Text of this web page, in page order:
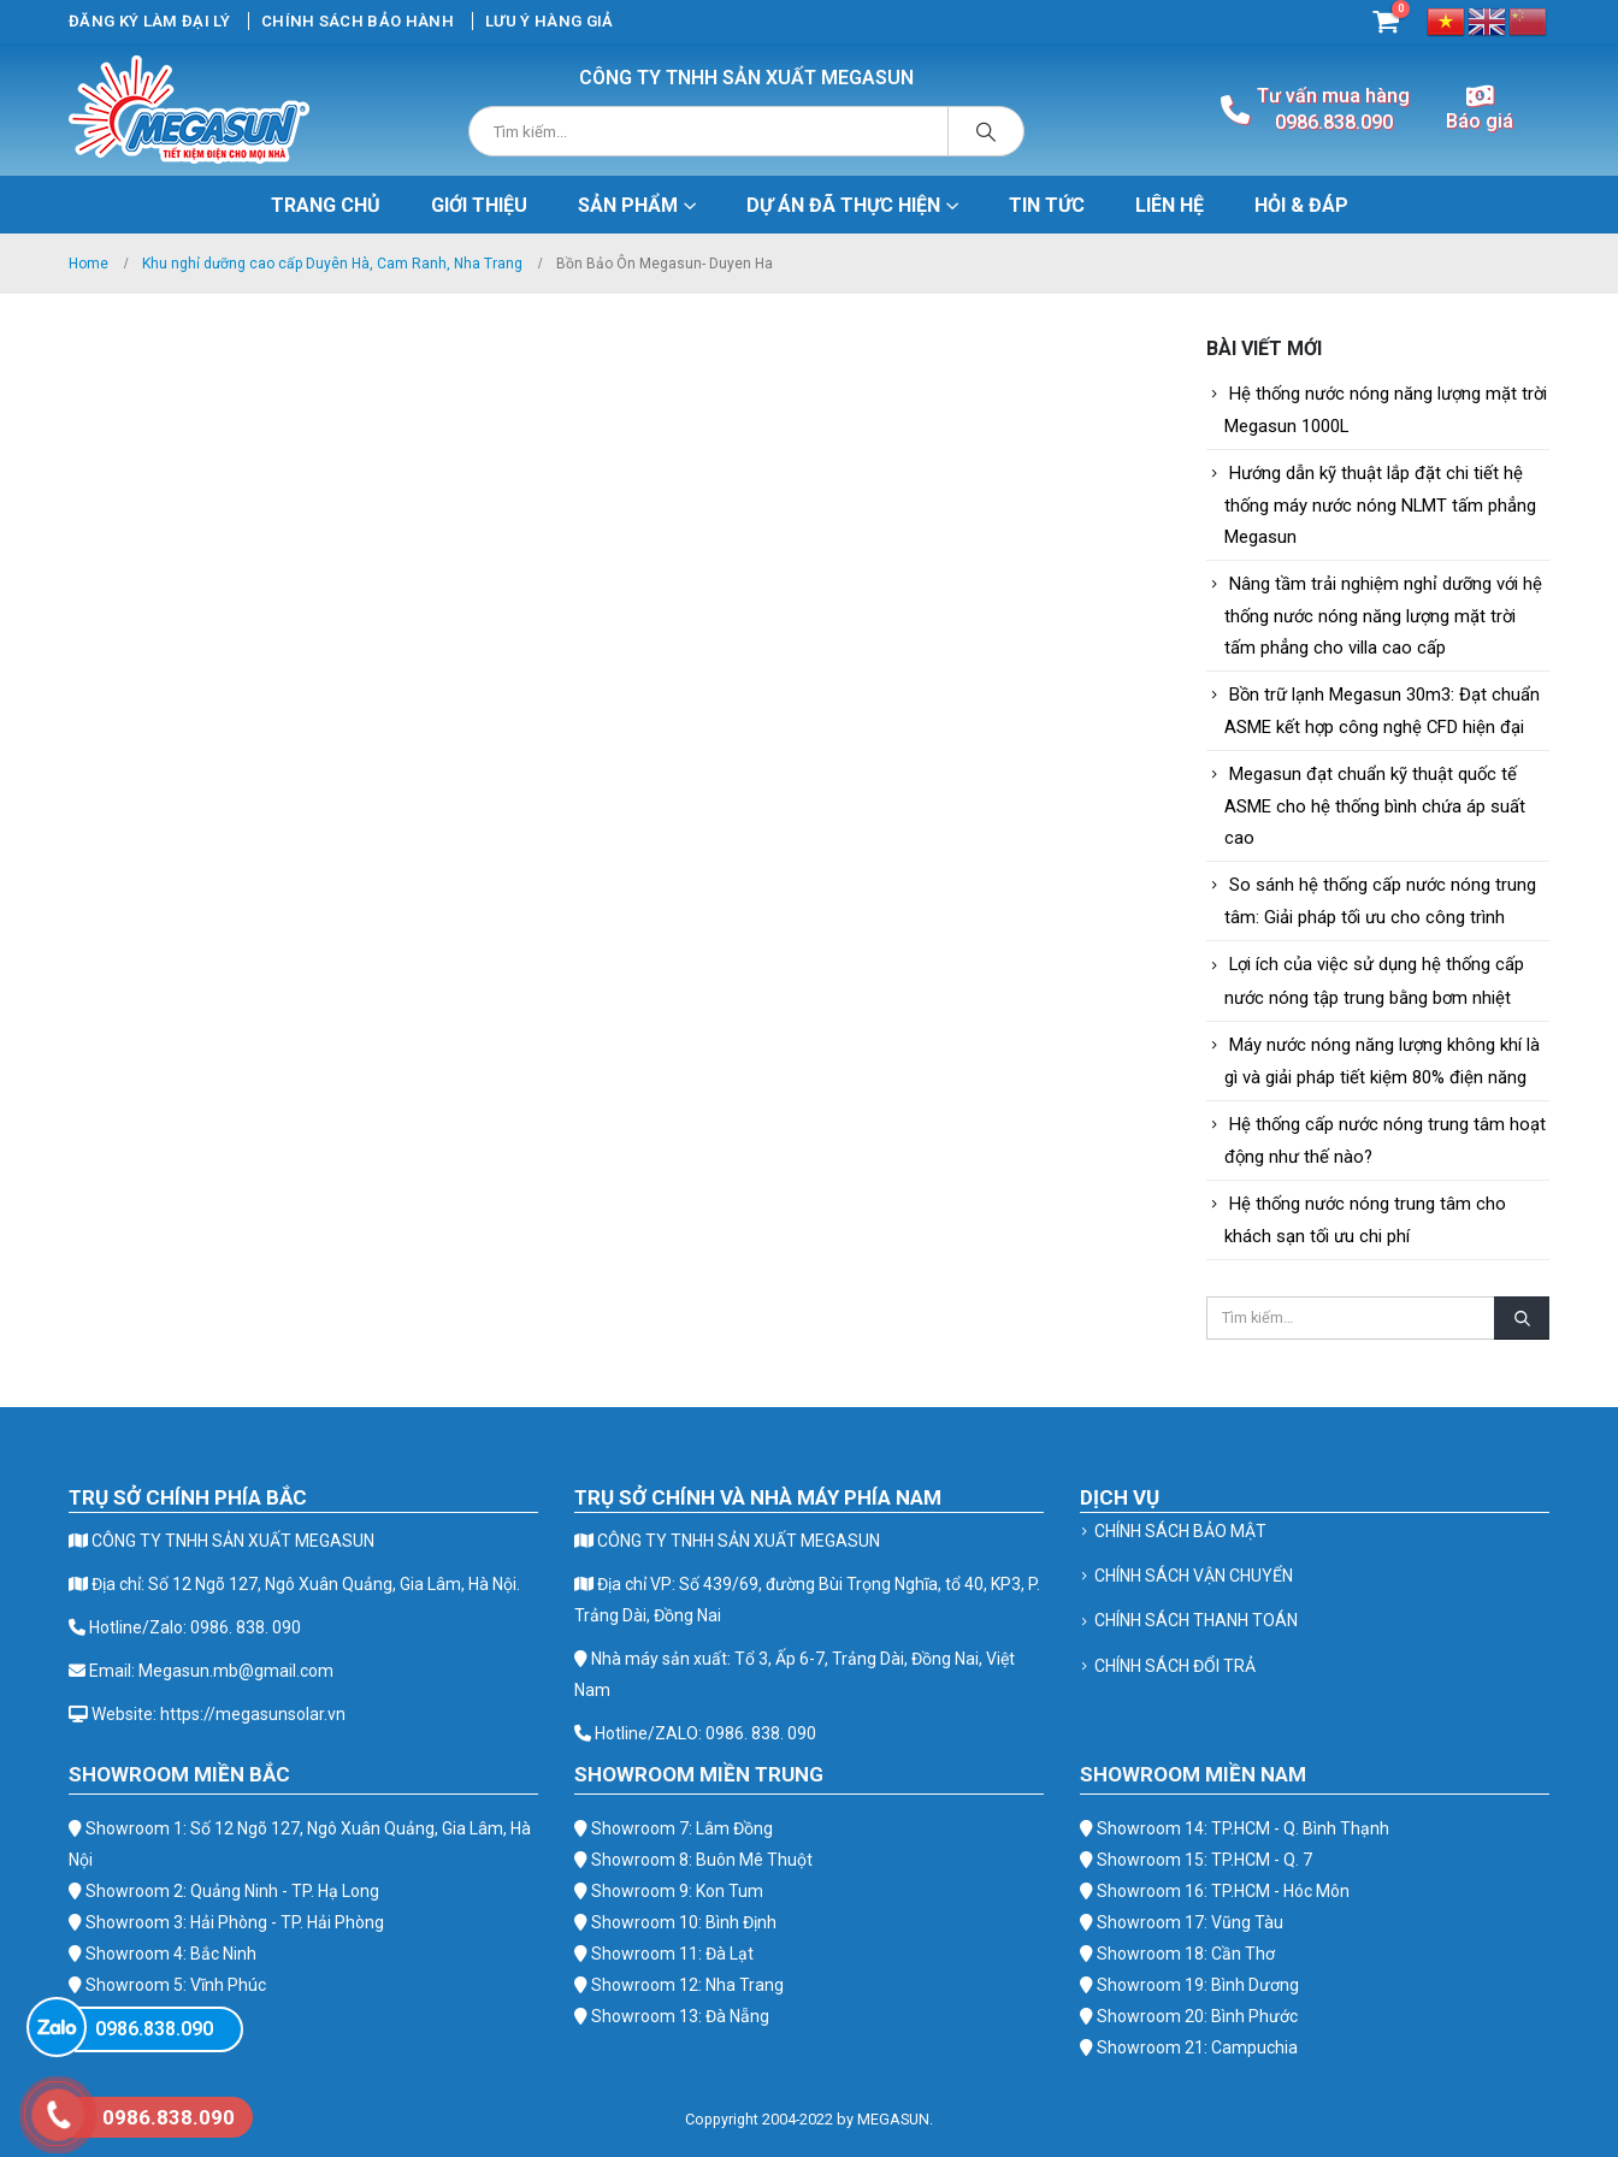
ĐĂNG KÝ LÀM ĐẠI LÝ CHÍNH SÁCH BẢO HÀNH LƯU Ý HÀNG GIẢ
0
CÔNG TY TNHH SẢN XUẤT MEGASUN
Tư vấn mua hàng
0986.838.090
Báo giá
TRANG CHỦ GIỚI THIỆU SẢN PHẨM DỰ ÁN ĐÃ THỰC HIỆN TIN TỨC LIÊN HỆ HỎI & ĐÁP
Home Khu nghỉ dưỡng cao cấp Duyên Hà, Cam Ranh, Nha Trang Bồn Bảo Ôn Megasun- Duyen Ha
BÀI VIẾT MỚI
Hệ thống nước nóng năng lượng mặt trời
Megasun 1000L
Hướng dẫn kỹ thuật lắp đặt chi tiết hệ
thống máy nước nóng NLMT tấm phẳng
Megasun
Nâng tầm trải nghiệm nghỉ dưỡng với hệ
thống nước nóng năng lượng mặt trời
tấm phẳng cho villa cao cấp
Bồn trữ lạnh Megasun 30m3: Đạt chuẩn
ASME kết hợp công nghệ CFD hiện đại
Megasun đạt chuẩn kỹ thuật quốc tế
ASME cho hệ thống bình chứa áp suất
cao
So sánh hệ thống cấp nước nóng trung
tâm: Giải pháp tối ưu cho công trình
Lợi ích của việc sử dụng hệ thống cấp
nước nóng tập trung bằng bơm nhiệt
Máy nước nóng năng lượng không khí là
gì và giải pháp tiết kiệm 80% điện năng
Hệ thống cấp nước nóng trung tâm hoạt
động như thế nào?
Hệ thống nước nóng trung tâm cho
khách sạn tối ưu chi phí
TRỤ SỞ CHÍNH PHÍA BẮC
CÔNG TY TNHH SẢN XUẤT MEGASUN
Địa chỉ: Số 12 Ngõ 127, Ngô Xuân Quảng, Gia Lâm, Hà Nội.
Hotline/Zalo: 0986. 838. 090
Email: Megasun.mb@gmail.com
Website: https://megasunsolar.vn
TRỤ SỞ CHÍNH VÀ NHÀ MÁY PHÍA NAM
CÔNG TY TNHH SẢN XUẤT MEGASUN
Địa chỉ VP: Số 439/69, đường Bùi Trọng Nghĩa, tổ 40, KP3, P.
Trảng Dài, Đồng Nai
Nhà máy sản xuất: Tổ 3, Ấp 6-7, Trảng Dài, Đồng Nai, Việt
Nam
Hotline/ZALO: 0986. 838. 090
DỊCH VỤ
CHÍNH SÁCH BẢO MẬT
CHÍNH SÁCH VẬN CHUYỂN
CHÍNH SÁCH THANH TOÁN
CHÍNH SÁCH ĐỔI TRẢ
SHOWROOM MIỀN BẮC
Showroom 1: Số 12 Ngõ 127, Ngô Xuân Quảng, Gia Lâm, Hà
Nội
Showroom 2: Quảng Ninh - TP. Hạ Long
Showroom 3: Hải Phòng - TP. Hải Phòng
Showroom 4: Bắc Ninh
Showroom 5: Vĩnh Phúc
Showroom 6: Ba Vì
SHOWROOM MIỀN TRUNG
Showroom 7: Lâm Đồng
Showroom 8: Buôn Mê Thuột
Showroom 9: Kon Tum
Showroom 10: Bình Định
Showroom 11: Đà Lạt
Showroom 12: Nha Trang
Showroom 13: Đà Nẵng
SHOWROOM MIỀN NAM
Showroom 14: TP.HCM - Q. Bình Thạnh
Showroom 15: TP.HCM - Q. 7
Showroom 16: TP.HCM - Hóc Môn
Showroom 17: Vũng Tàu
Showroom 18: Cần Thơ
Showroom 19: Bình Dương
Showroom 20: Bình Phước
Showroom 21: Campuchia
Coppyright 2004-2022 by MEGASUN.
0986.838.090
0986.838.090